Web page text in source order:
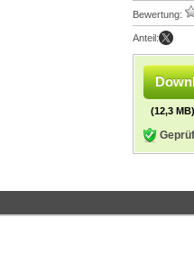
Bewertung:
Anteil:
(12,3 MB)